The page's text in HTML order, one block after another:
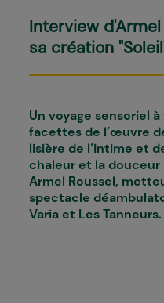
Interview
sa création
Un voyage sensoriel
facettes de l’œuvre
lisière de l’intime et
chaleur et la
Armel Roussel,
spectacle
Varia et Les Tanneurs.